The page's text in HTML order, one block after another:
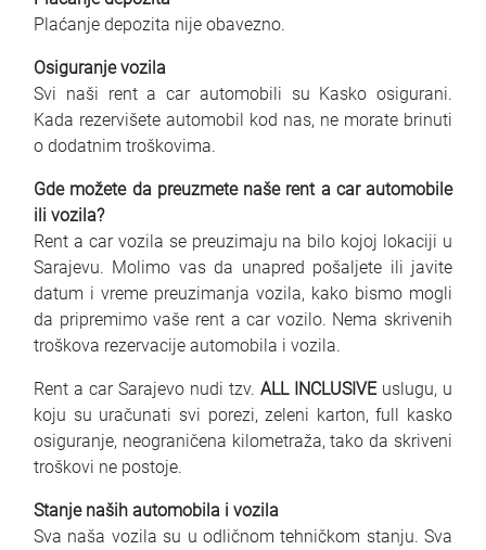
Plaćanje depozita nije obavezno.
Osiguranje vozila
Svi naši rent a car automobili su Kasko osigurani.
Kada rezervišete automobil kod nas, ne morate brinuti
o dodatnim troškovima.
Gde možete da preuzmete naše rent a car automobile
ili vozila?
Rent a car vozila se preuzimaju na bilo kojoj lokaciji u
Sarajevu. Molimo vas da unapred pošaljete ili javite
datum i vreme preuzimanja vozila, kako bismo mogli
da pripremimo vaše rent a car vozilo. Nema skrivenih
troškova rezervacije automobila i vozila.
Rent a car Sarajevo nudi tzv. ALL INCLUSIVE uslugu, u
koju su uračunati svi porezi, zeleni karton, full kasko
osiguranje, neograničena kilometraža, tako da skriveni
troškovi ne postoje.
Stanje naših automobila i vozila
Sva naša vozila su u odličnom tehničkom stanju. Sva